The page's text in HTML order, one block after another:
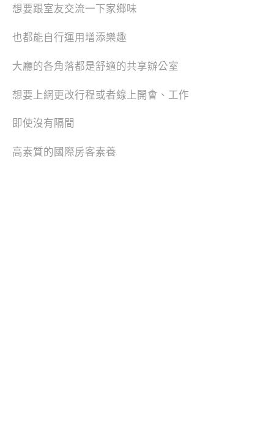
想要跟室友交流一下家鄉味
也都能自行運用增添樂趣
大廳的各角落都是舒適的共享辦公室
想要上網更改行程或者線上開會、工作
即使沒有隔間
高素質的國際房客素養